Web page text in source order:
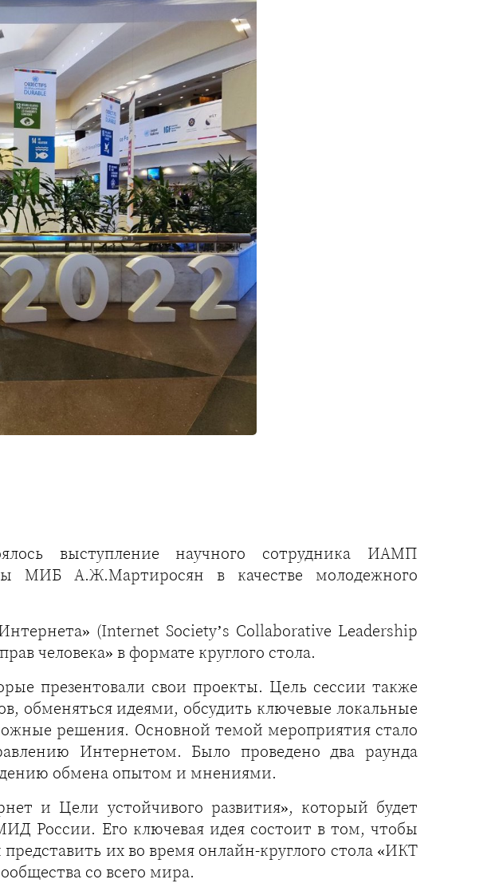
выступление научного сотрудника ИАМП
МИБ А.Ж.Мартиросян в качестве молодежного
(Internet Society’s Collaborative Leadership
человека» в формате круглого стола.
презентовали свои проекты. Цель сессии также
обменяться идеями, обсудить ключевые локальные
решения. Основной темой мероприятия стало
Интернетом. Было проведено два раунда
обмена опытом и мнениями.
и Цели устойчивого развития», который будет
России. Его ключевая идея состоит в том, чтобы
их во время онлайн-круглого стола «ИКТ
со всего мира.